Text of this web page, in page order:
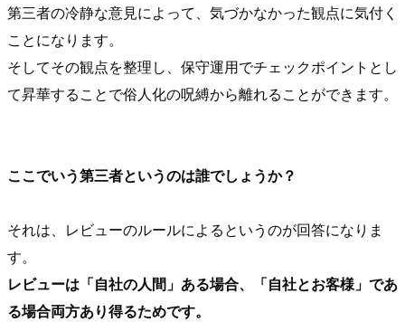
第三者の冷静な意見によって、気づかなかった観点に気付く
ことになります。
そしてその観点を整理し、保守運用でチェックポイントとし
て昇華することで俗人化の呪縛から離れることができます。
ここでいう第三者というのは誰でしょうか？
それは、レビューのルールによるというのが回答になりま
す。
レビューは「自社の人間」ある場合、「自社とお客様」であ
る場合両方あり得るためです。